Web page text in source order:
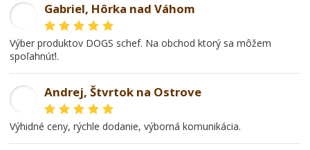
Gabriel, Hôrka nad Váhom
Výber produktov DOGS schef. Na obchod ktorý sa môžem
spoľahnúť!.
Andrej, Štvrtok na Ostrove
Výhidné ceny, rýchle dodanie, výborná komunikácia.